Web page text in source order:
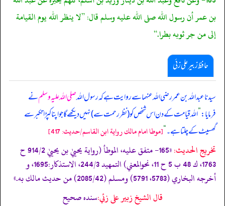
بن عمر أن رسول الله صلى الله عليه وسلم قال: ”لا ينظر الله يوم القيامة
إلى من جر ثوبه بطرا.“
حافظ زبیر علی زئی
سیدنا عبداللہ بن عمر رضی اللہ عنہما سے روایت ہے کہ رسول اللہصلی اللہ علیہ وسلمنے
فرمایا:”اللہ قیامت کے دن اس شخص کو (نظر رحمت سے) نہیں دیکھے گا جو اپنا کپڑا تکبر سے
گھسیٹ کے چلتا ہے۔“[موطا امام مالك رواية ابن القاسم/حدیث: 417]
تخریج الحدیث:
«165- متفق عليه، الموطأ (رواية يحييٰ بن يحييٰ 914/2 ح
1763، ك 48 ب 5 ح 11، نحوالمعني) التمهيد 244/3، الاستذكار:1695، و
أخرجه البخاري (5783، 5791) ومسلم (2085/42) من حديث مالك به.»
قال الشيخ زبير على زئي:سنده صحيح